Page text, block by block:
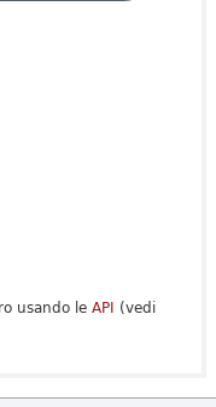
usando le API (vedi